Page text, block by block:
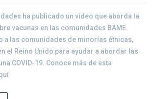
ha publicado un video que aborda la
vacunas en las comunidades BAME.
a las comunidades de minorías étnicas,
el Reino Unido para ayudar a abordar las
COVID-19. Conoce más de esta